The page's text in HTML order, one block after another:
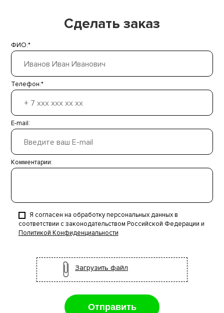
Сделать заказ
ФИО:*
Телефон:*
E-mail:
Комментарии:
Я согласен на обработку персональных данных в
соответствии с законодательством Российской Федерации и
Политикой Конфиденциальности
Загрузить файл